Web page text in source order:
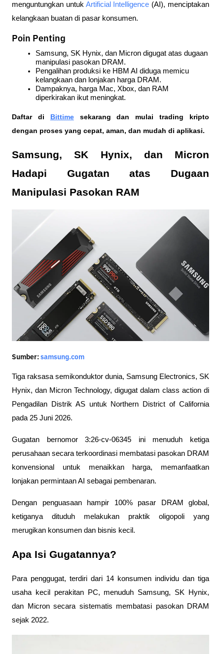
menguntungkan untuk Artificial Intelligence (AI), menciptakan
kelangkaan buatan di pasar konsumen.
Poin Penting
Samsung, SK Hynix, dan Micron digugat atas dugaan
manipulasi pasokan DRAM.
Pengalihan produksi ke HBM AI diduga memicu
kelangkaan dan lonjakan harga DRAM.
Dampaknya, harga Mac, Xbox, dan RAM
diperkirakan ikut meningkat.
Daftar di Bittime sekarang dan mulai trading kripto
dengan proses yang cepat, aman, dan mudah di aplikasi.
Samsung, SK Hynix, dan Micron
Hadapi Gugatan atas Dugaan
Manipulasi Pasokan RAM
Sumber: samsung.com
Tiga raksasa semikonduktor dunia, Samsung Electronics, SK
Hynix, dan Micron Technology, digugat dalam class action di
Pengadilan Distrik AS untuk Northern District of California
pada 25 Juni 2026.
Gugatan bernomor 3:26-cv-06345 ini menuduh ketiga
perusahaan secara terkoordinasi membatasi pasokan DRAM
konvensional untuk menaikkan harga, memanfaatkan
lonjakan permintaan AI sebagai pembenaran.
Dengan penguasaan hampir 100% pasar DRAM global,
ketiganya dituduh melakukan praktik oligopoli yang
merugikan konsumen dan bisnis kecil.
Apa Isi Gugatannya?
Para penggugat, terdiri dari 14 konsumen individu dan tiga
usaha kecil perakitan PC, menuduh Samsung, SK Hynix,
dan Micron secara sistematis membatasi pasokan DRAM
sejak 2022.